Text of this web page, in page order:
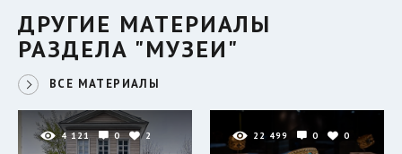
ДРУГИЕ МАТЕРИАЛЫ
РАЗДЕЛА "МУЗЕИ"
ВСЕ МАТЕРИАЛЫ
4 121 0 2 22 499 0 0